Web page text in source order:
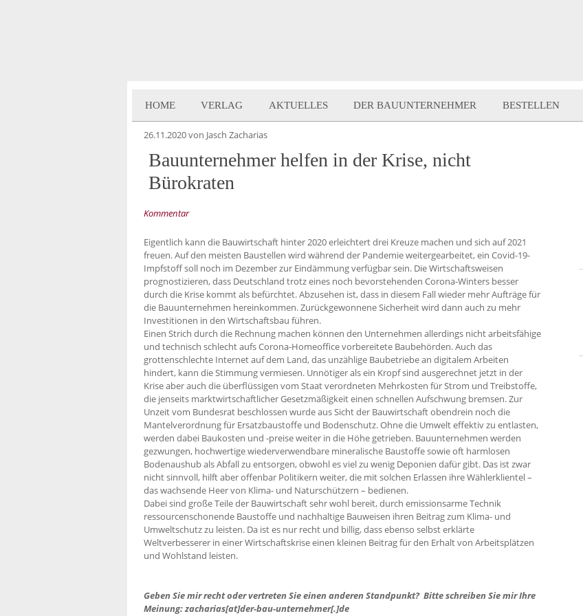
HOME VERLAG AKTUELLES DER BAUUNTERNEHMER BESTELLEN
26.11.2020von Jasch Zacharias
Bauunternehmer helfen in der Krise, nicht
Bürokraten
Kommentar
Eigentlich kann die Bauwirtschaft hinter 2020 erleichtert drei Kreuze machen und sich auf 2021
freuen. Auf den meisten Baustellen wird während der Pandemie weitergearbeitet, ein Covid-19-
Impfstoff soll noch im Dezember zur Eindämmung verfügbar sein. Die Wirtschaftsweisen
prognostizieren, dass Deutschland trotz eines noch bevorstehenden Corona-Winters besser
durch die Krise kommt als befürchtet. Abzusehen ist, dass in diesem Fall wieder mehr Aufträge für
die Bauunternehmen hereinkommen. Zurückgewonnene Sicherheit wird dann auch zu mehr
Investitionen in den Wirtschaftsbau führen.
Einen Strich durch die Rechnung machen können den Unternehmen allerdings nicht arbeitsfähige
und technisch schlecht aufs Corona-Homeoffice vorbereitete Baubehörden. Auch das
grottenschlechte Internet auf dem Land, das unzählige Baubetriebe an digitalem Arbeiten
hindert, kann die Stimmung vermiesen. Unnötiger als ein Kropf sind ausgerechnet jetzt in der
Krise aber auch die überflüssigen vom Staat verordneten Mehrkosten für Strom und Treibstoffe,
die jenseits marktwirtschaftlicher Gesetzmäßigkeit einen schnellen Aufschwung bremsen. Zur
Unzeit vom Bundesrat beschlossen wurde aus Sicht der Bauwirtschaft obendrein noch die
Mantelverordnung für Ersatzbaustoffe und Bodenschutz. Ohne die Umwelt effektiv zu entlasten,
werden dabei Baukosten und -preise weiter in die Höhe getrieben. Bauunternehmen werden
gezwungen, hochwertige wiederverwendbare mineralische Baustoffe sowie oft harmlosen
Bodenaushub als Abfall zu entsorgen, obwohl es viel zu wenig Deponien dafür gibt. Das ist zwar
nicht sinnvoll, hilft aber offenbar Politikern weiter, die mit solchen Erlassen ihre Wählerklientel –
das wachsende Heer von Klima- und Naturschützern – bedienen.
Dabei sind große Teile der Bauwirtschaft sehr wohl bereit, durch emissionsarme Technik
ressourcenschonende Baustoffe und nachhaltige Bauweisen ihren Beitrag zum Klima- und
Umweltschutz zu leisten. Da ist es nur recht und billig, dass ebenso selbst erklärte
Weltverbesserer in einer Wirtschaftskrise einen kleinen Beitrag für den Erhalt von Arbeitsplätzen
und Wohlstand leisten.
Geben Sie mir recht oder vertreten Sie einen anderen Standpunkt? Bitte schreiben Sie mir Ihre
Meinung: zacharias[at]der-bau-unternehmer[.]de